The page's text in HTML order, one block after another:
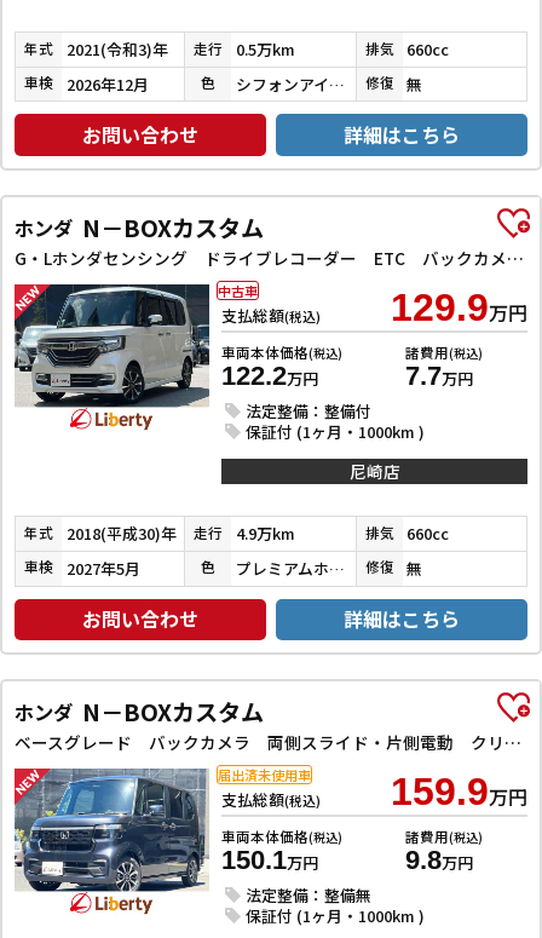
年式 2021(令和3)年 走行 0.5万km 排気 660cc
車検 2026年12月 色 シフォンアイボリーメタリック 修復 無
お問い合わせ 詳細はこちら
ホンダ N－BOXカスタム
G・Lホンダセンシング ドライブレコーダー ETC バックカメラ 両側スライド・片側電動 ナビ TV クリアランスソナー オートクルーズコントロール レーンアシスト 衝突被害軽減システム オートライト スマートキー
支払総額(税込) 129.9万円
車両本体価格(税込)
122.2万円
諸費用(税込)
7.7万円
法定整備：整備付
保証付 (1ヶ月・1000km )
中古車
尼崎店
年式 2018(平成30)年 走行 4.9万km 排気 660cc
車検 2027年5月 色 プレミアムホワイトパールⅡ 修復 無
お問い合わせ 詳細はこちら
ホンダ N－BOXカスタム
ベースグレード バックカメラ 両側スライド・片側電動 クリアランスソナー レーンアシスト オートライト スマートキー 電動格納ミラー CVT ESC USB チップアップシート アルミホイール エアコン
支払総額(税込) 159.9万円
車両本体価格(税込)
150.1万円
諸費用(税込)
9.8万円
法定整備：整備無
保証付 (1ヶ月・1000km )
届出済未使用車